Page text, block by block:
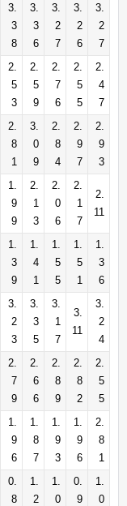
3.
3
8
3.
3
6
3.
2
7
3.
2
6
3.
2
7
2.
5
3
2.
5
9
2.
7
6
2.
5
5
2.
4
7
2.
8
1
3.
0
9
2.
8
4
2.
9
7
2.
9
3
1.
9
9
2.
1
3
2.
0
6
2.
1
7
2.
11
1.
3
9
1.
4
1
1.
5
5
1.
5
1
1.
3
6
3.
2
3
3.
3
5
3.
1
7
3.
11
3.
2
4
2.
7
9
2.
6
6
2.
8
9
2.
8
2
2.
5
5
1.
9
6
1.
8
7
1.
9
3
1.
9
6
2.
8
1
0.
8
1.
2
1.
0
0.
9
1.
0